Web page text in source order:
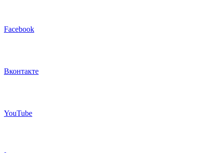
Facebook
Вконтакте
YouTube